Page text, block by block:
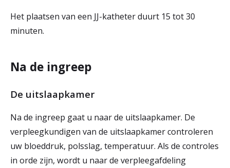
Het plaatsen van een JJ-katheter duurt 15 tot 30
minuten.
Na de ingreep
De uitslaapkamer
Na de ingreep gaat u naar de uitslaapkamer. De
verpleegkundigen van de uitslaapkamer controleren
uw bloeddruk, polsslag, temperatuur. Als de controles
in orde zijn, wordt u naar de verpleegafdeling